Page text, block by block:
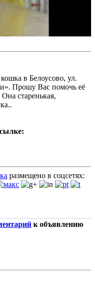
в Белоусово, ул.
Прошу Вас помочь её
старенькая,
размещено в соцсетях:
к объявлению